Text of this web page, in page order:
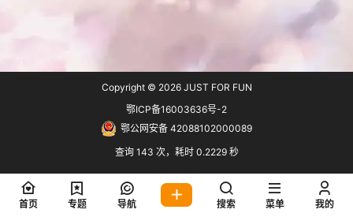
Copyright © 2026JUST FOR FUN
鄂ICP备16003636号-2
鄂公网安备 42088102000089
查询 143 次，耗时 0.2229 秒
首页 专题 导航 搜索 菜单 我的